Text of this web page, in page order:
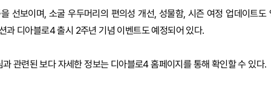
선보이며, 소굴 우두머리의 편의성 개선, 성물함, 시즌 여정 업데이트도
과 디아블로4 출시 2주년 기념 이벤트도 예정되어 있다.
관련된 보다 자세한 정보는 디아블로4 홈페이지를 통해 확인할 수 있다.